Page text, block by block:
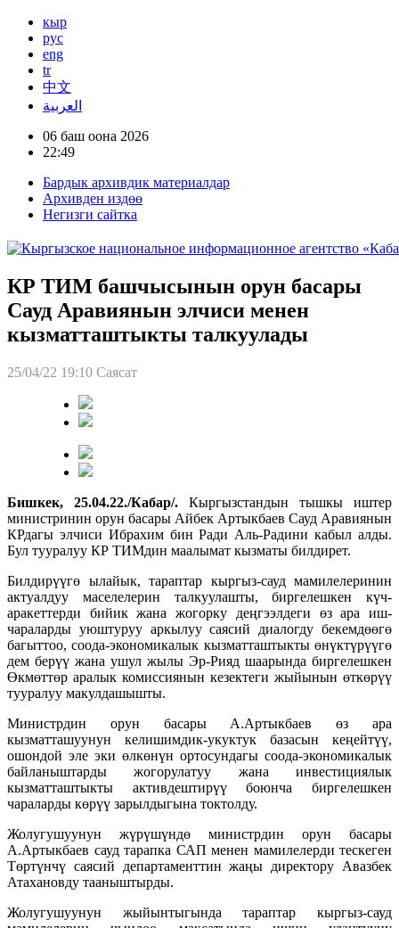
кыр
рус
eng
tr
中文
العربية
06 баш оона 2026
22:49
Бардык архивдик материалдар
Архивден издөө
Негизги сайтка
КР ТИМ башчысынын орун басары
Сауд Аравиянын элчиси менен
кызматташтыкты талкуулады
25/04/22 19:10 Саясат
Бишкек, 25.04.22./Кабар/. Кыргызстандын тышкы иштер
министринин орун басары Айбек Артыкбаев Сауд Аравиянын
КРдагы элчиси Ибрахим бин Ради Аль-Радини кабыл алды.
Бул тууралуу КР ТИМдин маалымат кызматы билдирет.
Билдирүүгө ылайык, тараптар кыргыз-сауд мамилелеринин
актуалдуу маселелерин талкуулашты, биргелешкен күч-
аракеттерди бийик жана жогорку деңгээлдеги өз ара иш-
чараларды уюштуруу аркылуу саясий диалогду бекемдөөгө
багыттоо, соода-экономикалык кызматташтыкты өнүктүрүүгө
дем берүү жана ушул жылы Эр-Рияд шаарында биргелешкен
Өкмөттөр аралык комиссиянын кезектеги жыйынын өткөрүү
тууралуу макулдашышты.
Министрдин орун басары А.Артыкбаев өз ара
кызматташуунун келишимдик-укуктук базасын кеңейтүү,
ошондой эле эки өлкөнүн ортосундагы соода-экономикалык
байланыштарды жогорулатуу жана инвестициялык
кызматташтыкты активдештирүү боюнча биргелешкен
чараларды көрүү зарылдыгына токтолду.
Жолугушуунун жүрүшүндө министрдин орун басары
А.Артыкбаев сауд тарапка САП менен мамилелерди тескеген
Төртүнчү саясий департаменттин жаңы директору Авазбек
Атахановду тааныштырды.
Жолугушуунун жыйынтыгында тараптар кыргыз-сауд